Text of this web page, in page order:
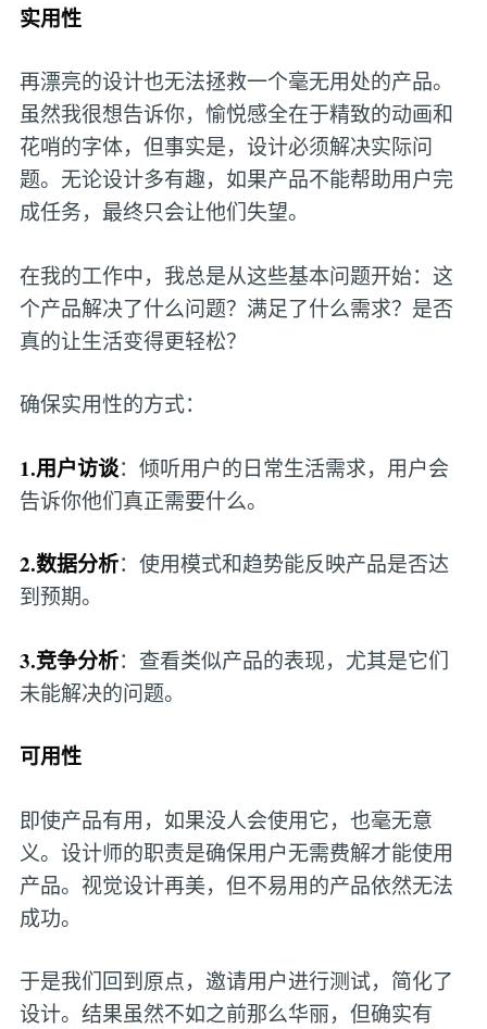
实用性
再漂亮的设计也无法拯救一个毫无用处的产品。
虽然我很想告诉你，愉悦感全在于精致的动画和
花哨的字体，但事实是，设计必须解决实际问
题。无论设计多有趣，如果产品不能帮助用户完
成任务，最终只会让他们失望。
在我的工作中，我总是从这些基本问题开始：这
个产品解决了什么问题？满足了什么需求？是否
真的让生活变得更轻松？
确保实用性的方式：
1.用户访谈：倾听用户的日常生活需求，用户会
告诉你他们真正需要什么。
2.数据分析：使用模式和趋势能反映产品是否达
到预期。
3.竞争分析：查看类似产品的表现，尤其是它们
未能解决的问题。
可用性
即使产品有用，如果没人会使用它，也毫无意
义。设计师的职责是确保用户无需费解才能使用
产品。视觉设计再美，但不易用的产品依然无法
成功。
于是我们回到原点，邀请用户进行测试，简化了
设计。结果虽然不如之前那么华丽，但确实有